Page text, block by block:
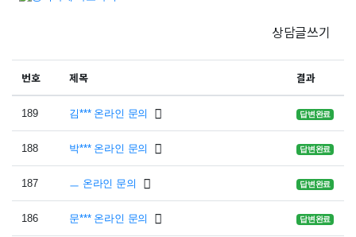
상담글쓰기
번호 제목 결과
189 김*** 온라인 문의 답변완료
188 박*** 온라인 문의 답변완료
187 ㅡ 온라인 문의 답변완료
186 문*** 온라인 문의 답변완료